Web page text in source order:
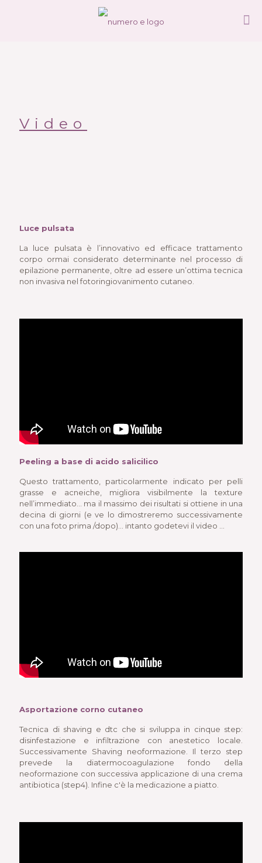
Video
Luce pulsata
La luce pulsata è l’innovativo ed efficace trattamento
corpo ormai considerato determinante nel processo di
epilazione permanente, oltre ad essere un’ottima tecnica
non invasiva nel fotoringiovanimento cutaneo.
Peeling a base di acido salicilico
Questo trattamento, particolarmente indicato per pelli
grasse e acneiche, migliora visibilmente la texture
nell’immediato… ma il massimo dei risultati si ottiene in una
decina di giorni (e ve lo dimostreremo successivamente
con una foto prima /dopo)… intanto godetevi il video …
Asportazione corno cutaneo
Tecnica di shaving e dtc che si sviluppa in cinque step:
disinfestazione e infiltrazione con anestetico locale.
Successivamente Shaving neoformazione. Il terzo step
prevede la diatermocoagulazione fondo della
neoformazione con successiva applicazione di una crema
antibiotica (step4). Infine c'è la medicazione a piatto.